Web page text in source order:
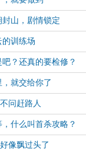
封山，剧情锁定
的训练场
？还真的要检修？
就交给你了
问赶路人
什么叫首杀攻略？
像飘过头了